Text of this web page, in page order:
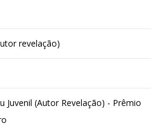
revelação)
Juvenil (Autor Revelação) - Prêmio